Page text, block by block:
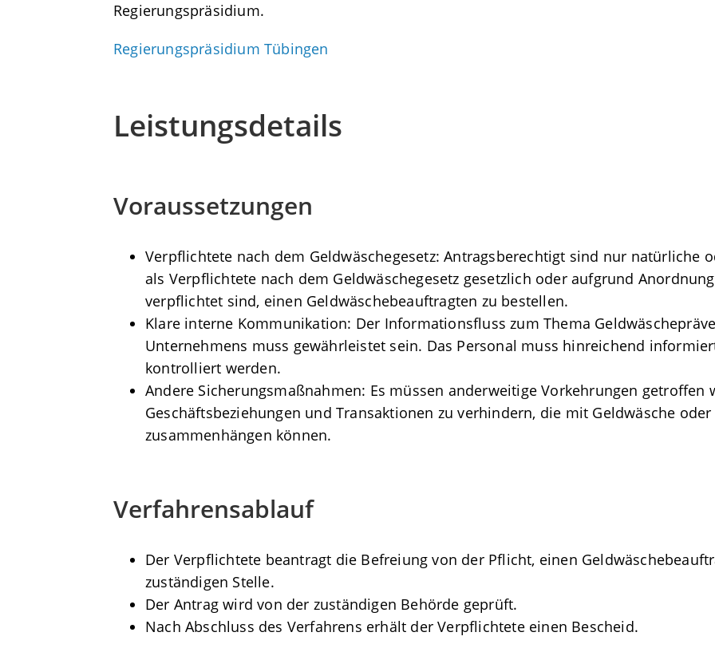
Regierungspräsidium.
Regierungspräsidium Tübingen
Leistungsdetails
Voraussetzungen
Verpflichtete nach dem Geldwäschegesetz: Antragsberechtigt sind nur natürliche
als Verpflichtete nach dem Geldwäschegesetz gesetzlich oder aufgrund
verpflichtet sind, einen Geldwäschebeauftragten zu bestellen.
Klare interne Kommunikation: Der Informationsfluss zum Thema
Unternehmens muss gewährleistet sein. Das Personal muss hinreichend
kontrolliert werden.
Andere Sicherungsmaßnahmen: Es müssen anderweitige Vorkehrungen getroffen
Geschäftsbeziehungen und Transaktionen zu verhindern, die mit Geldwäsche
zusammenhängen können.
Verfahrensablauf
Der Verpflichtete beantragt die Befreiung von der Pflicht, einen
zuständigen Stelle.
Der Antrag wird von der zuständigen Behörde geprüft.
Nach Abschluss des Verfahrens erhält der Verpflichtete einen Bescheid.